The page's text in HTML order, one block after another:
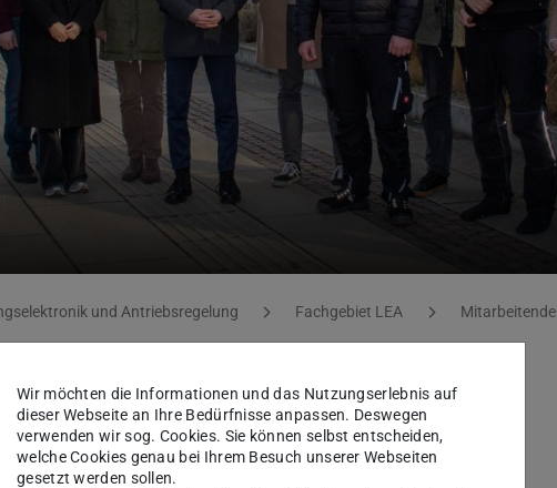
und Antriebsregelung Fachgebiet LEA Mitarbeitende
BodeM.Sc.
Wir möchten die Informationen und das Nutzungserlebnis auf
dieser Webseite an Ihre Bedürfnisse anpassen. Deswegen
verwenden wir sog. Cookies. Sie können selbst entscheiden,
welche Cookies genau bei Ihrem Besuch unserer Webseiten
gesetzt werden sollen.